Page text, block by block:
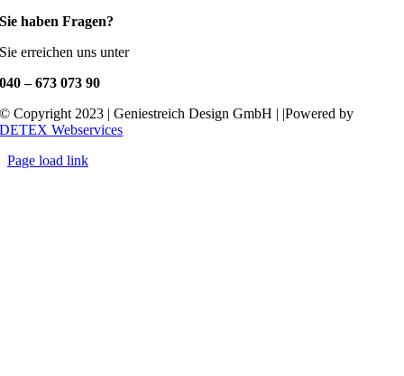
Sie haben Fragen?
Sie erreichen uns unter
040 – 673 073 90
© Copyright 2023 | Geniestreich Design GmbH | |Powered by
DETEX Webservices
Page load link